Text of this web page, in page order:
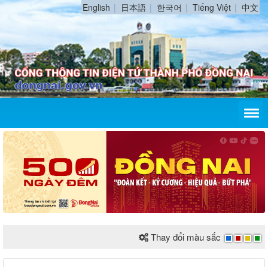
English 日本語 한국어 Tiếng Việt 中文
Thay đổi màu sắc